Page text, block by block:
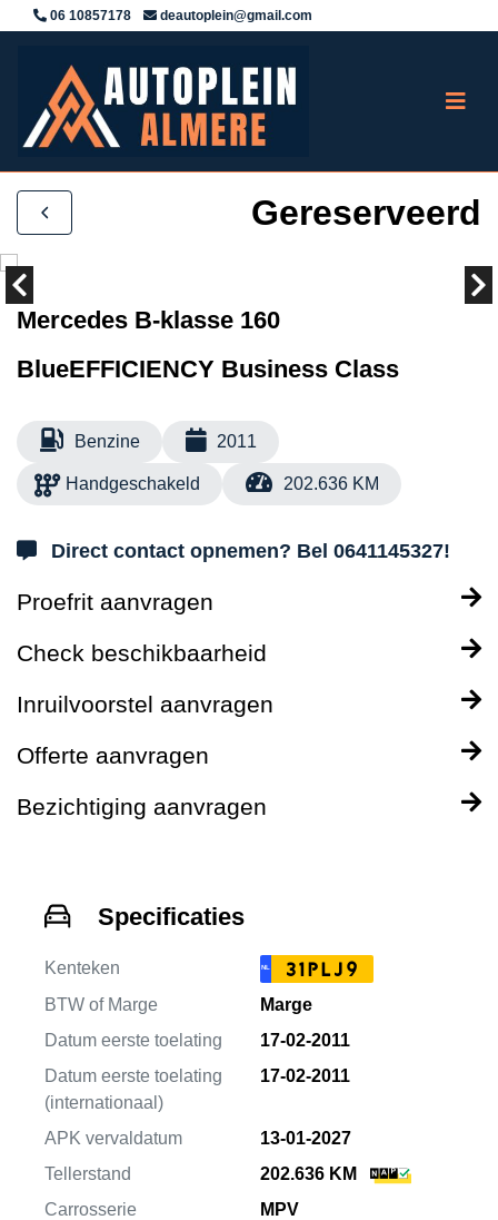
06 10857178 deautoplein@gmail.com
Gereserveerd
Mercedes B-klasse 160
BlueEFFICIENCY Business Class
Benzine 2011
Handgeschakeld 202.636 KM
Direct contact opnemen? Bel 0641145327!
Proefrit aanvragen
Check beschikbaarheid
Inruilvoorstel aanvragen
Offerte aanvragen
Bezichtiging aanvragen
Specificaties
Kenteken NL 31PLJ9
BTW of Marge
Marge
Datum eerste toelating
17-02-2011
Datum eerste toelating
(internationaal)
17-02-2011
APK vervaldatum
13-01-2027
Tellerstand
202.636 KM
Carrosserie
MPV